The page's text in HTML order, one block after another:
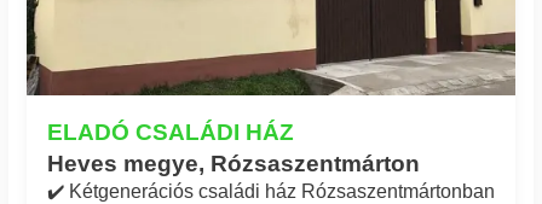
ELADÓ CSALÁDI HÁZ
Heves megye, Rózsaszentmárton
✔️ Kétgenerációs családi ház Rózsaszentmártonban